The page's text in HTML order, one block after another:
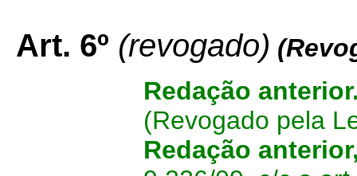
Art. 6º (revogado)
Redação
(Revogado pela
Redação